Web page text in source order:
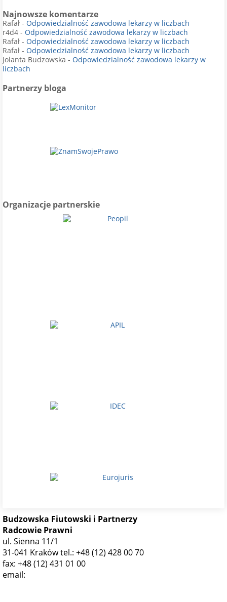
Najnowsze komentarze
Rafał - Odpowiedzialność zawodowa lekarzy w liczbach
r4d4 - Odpowiedzialność zawodowa lekarzy w liczbach
Rafał - Odpowiedzialność zawodowa lekarzy w liczbach
Rafał - Odpowiedzialność zawodowa lekarzy w liczbach
Jolanta Budzowska - Odpowiedzialność zawodowa lekarzy w
liczbach
Partnerzy bloga
Organizacje partnerskie
Budzowska Fiutowski i Partnerzy
Radcowie Prawni
ul. Sienna 11/1
31-041 Krakówtel.: +48 (12) 428 00 70
fax: +48 (12) 431 01 00
email: